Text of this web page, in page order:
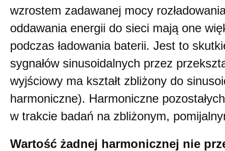
wzrostem zadawanej mocy
oddawania energii do sieci mają one
podczas ładowania baterii. Jest to
sygnałów sinusoidalnych przez
wyjściowy ma kształt zbliżony do
harmoniczne). Harmoniczne
w trakcie badań na zbliżonym,
Wartość żadnej harmonicznej nie